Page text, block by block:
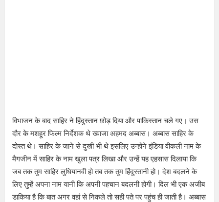
विभाजन के बाद साहिर ने हिंदुस्तान छोड़ दिया और पाकिस्तान चले गए। उस
दौर के मशहूर फिल्म निर्देशक थे ख्वाजा अहमद अब्बास। अब्बास साहिर के
दोस्त थे। साहिर के जाने से दुखी भी थे इसलिए उन्होंने इंडिया वीकली नाम के
मैगजीन में साहिर के नाम खुला पत्र लिखा और उन्हें यह एहसास दिलाया कि
जब तक तुम साहिर लुधियानवी हो तब तक तुम हिंदुस्तानी हो। देश बदलने के
लिए तुम्हें अपना नाम यानी कि अपनी पहचान बदलनी होगी। दिल भी एक अजीब
डाकिया है कि बात अगर वहां से निकले तो सही पते पर पहुंच ही जाती है। अब्बास